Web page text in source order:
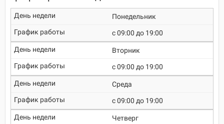
Понедельник
c 09:00 до 19:00
Вторник
c 09:00 до 19:00
Среда
c 09:00 до 19:00
Четверг